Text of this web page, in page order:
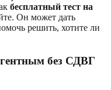
бесплатный тест на
Он может дать
решить, хотите ли
без СДВГ